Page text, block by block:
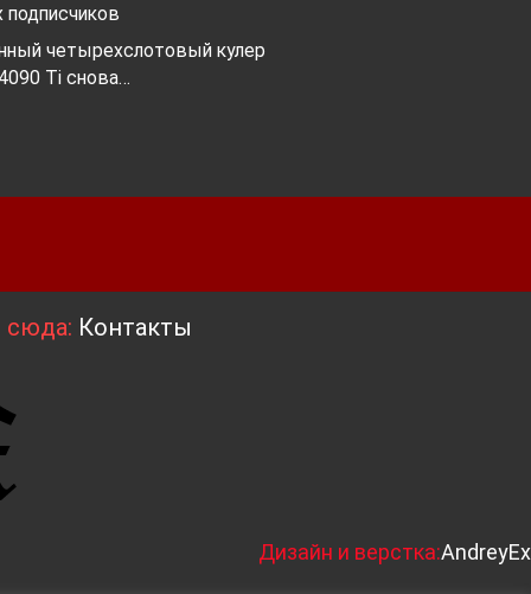
подписчиков
четырехслотовый кулер
Ti снова…
сюда: Контакты
Дизайн и верстка:AndreyEx